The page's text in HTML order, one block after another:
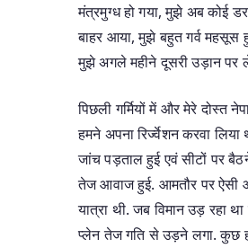
मंत्रमुग्ध हो गया, मुझे अब कोई
बाहर आया, मुझे बहुत गर्व महसूस
मुझे अगले महीने दूसरी उड़ान पर
पिछली गर्मियों में और मेरे दोस्त
हमने अपना रिर्ज्वेशन करवा
जांच पड़ताल हुई एवं सीटों पर
तेज आवाज हुई. आमतौर पर ऐसी
यात्रा थी. जब विमान उड़ रहा
प्लेन तेज गति से उड़ने लगा. कुछ